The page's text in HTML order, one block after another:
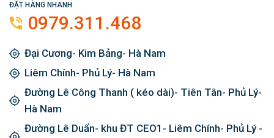
ĐẶT HÀNG NHANH
0979.311.468
Đại Cương- Kim Bảng- Hà Nam
Liêm Chính- Phủ Lý- Hà Nam
Đường Lê Công Thanh ( kéo dài)- Tiên Tân- Phủ Lý-
Hà Nam
Đường Lê Duẩn- khu ĐT CEO1- Liêm Chính- Phủ Lý -